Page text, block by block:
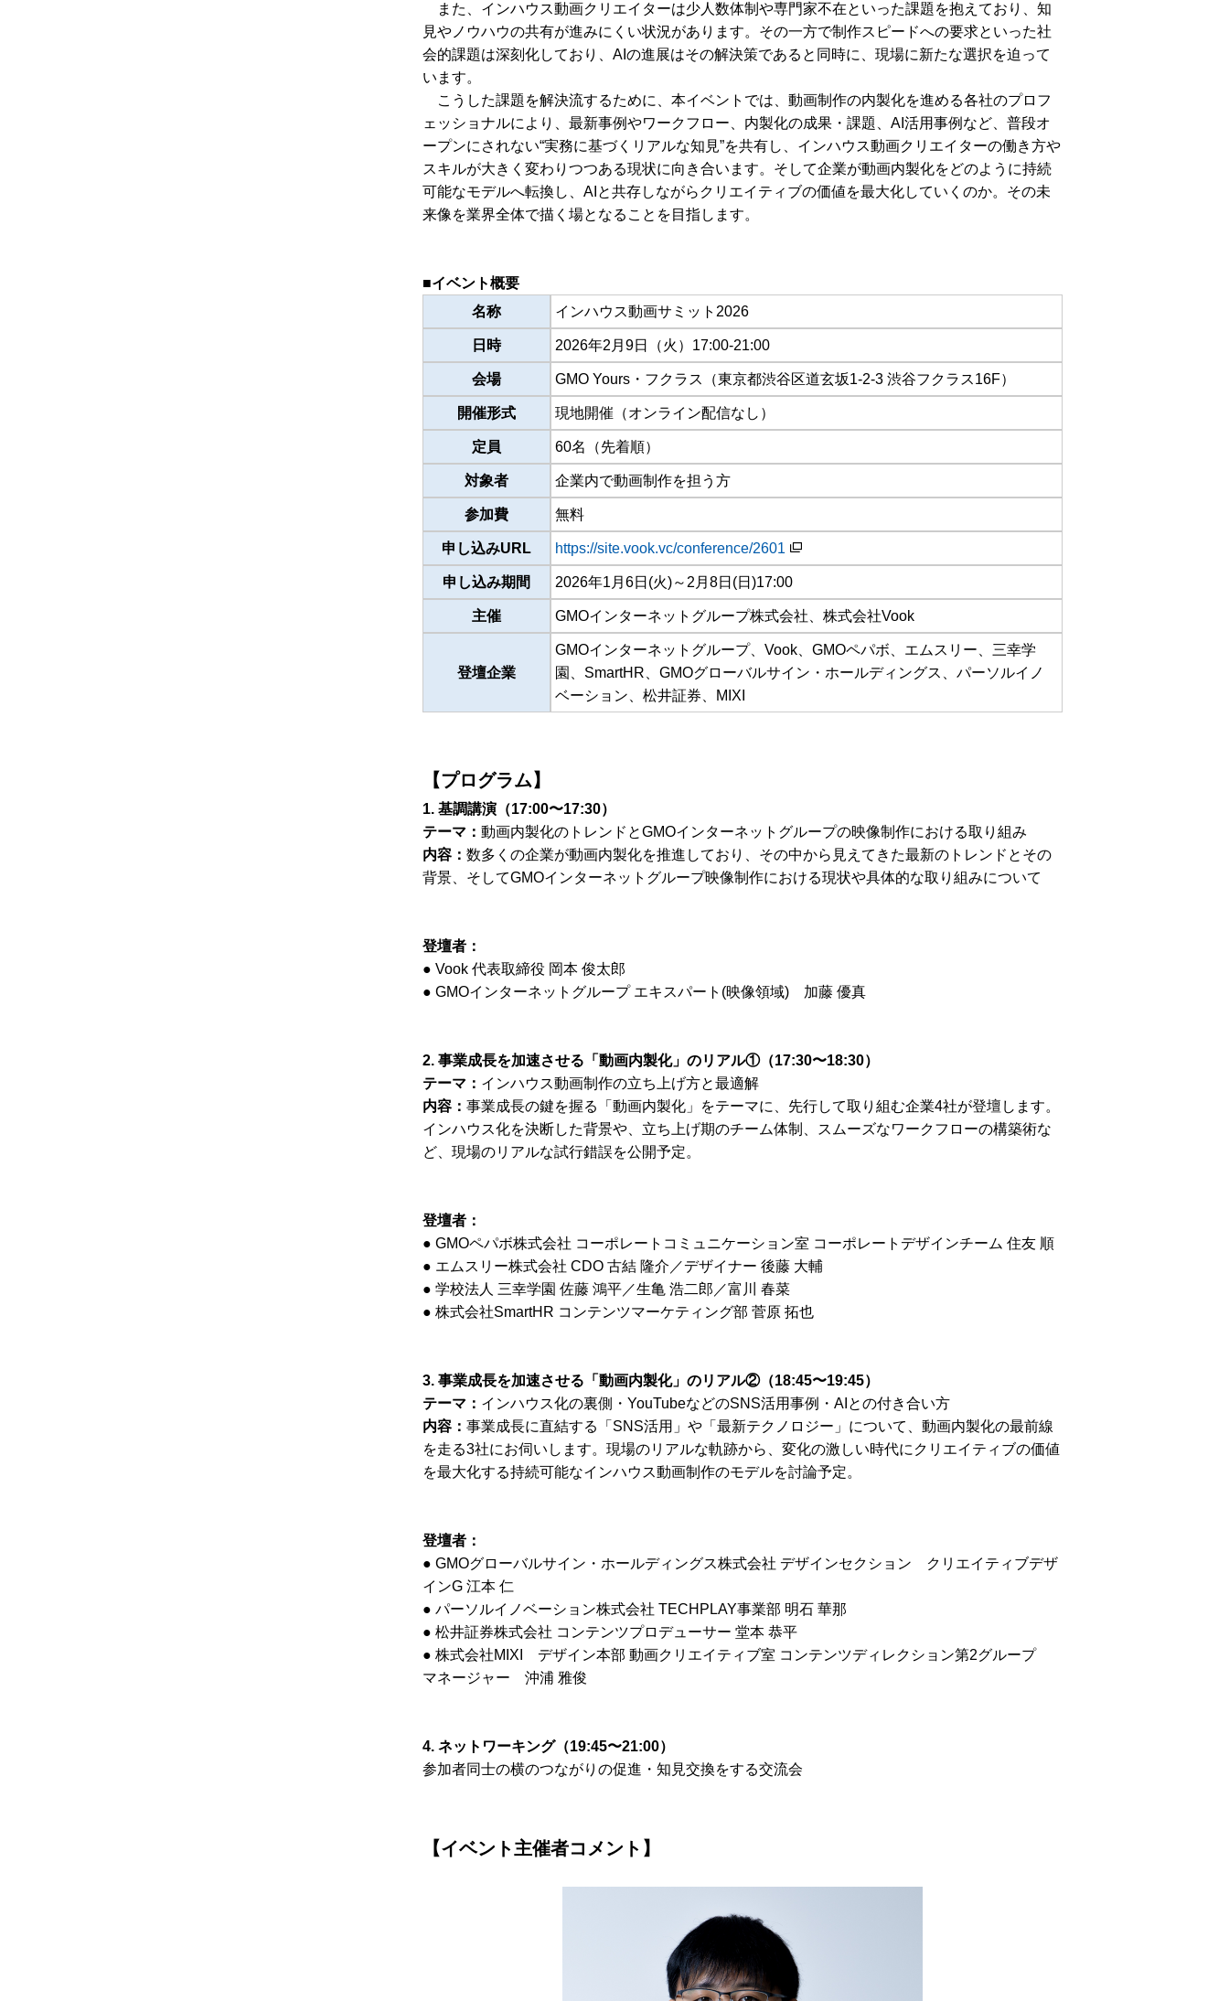
また、インハウス動画クリエイターは少人数体制や専門家不在といった課題を抱えており、知
見やノウハウの共有が進みにくい状況があります。その一方で制作スピードへの要求といった社
会的課題は深刻化しており、AIの進展はその解決策であると同時に、現場に新たな選択を迫って
います。
こうした課題を解決流するために、本イベントでは、動画制作の内製化を進める各社のプロフ
ェッショナルにより、最新事例やワークフロー、内製化の成果・課題、AI活用事例など、普段オ
ープンにされない“実務に基づくリアルな知見”を共有し、インハウス動画クリエイターの働き方や
スキルが大きく変わりつつある現状に向き合います。そして企業が動画内製化をどのように持続
可能なモデルへ転換し、AIと共存しながらクリエイティブの価値を最大化していくのか。その未
来像を業界全体で描く場となることを目指します。
■イベント概要
名称
インハウス動画サミット2026
日時 2026年2月9日（火）17:00-21:00
会場 GMO Yours・フクラス（東京都渋谷区道玄坂1-2-3 渋谷フクラス16F）
開催形式 現地開催（オンライン配信なし）
定員 60名（先着順）
対象者 企業内で動画制作を担う方
参加費 無料
申し込みURL https://site.vook.vc/conference/2601
申し込み期間 2026年1月6日(火)～2月8日(日)17:00
主催 GMOインターネットグループ株式会社、株式会社Vook
登壇企業
GMOインターネットグループ、Vook、GMOペパボ、エムスリー、三幸学
園、SmartHR、GMOグローバルサイン・ホールディングス、パーソルイノ
ベーション、松井証券、MIXI
【プログラム】
1. 基調講演（17:00〜17:30）
テーマ： 動画内製化のトレンドとGMOインターネットグループの映像制作における取り組み
内容： 数多くの企業が動画内製化を推進しており、その中から見えてきた最新のトレンドとその
背景、そしてGMOインターネットグループ映像制作における現状や具体的な取り組みについて
登壇者：
● Vook 代表取締役 岡本 俊太郎
● GMOインターネットグループ エキスパート(映像領域) 加藤 優真
2. 事業成長を加速させる「動画内製化」のリアル①（17:30〜18:30）
テーマ： インハウス動画制作の立ち上げ方と最適解
内容： 事業成長の鍵を握る「動画内製化」をテーマに、先行して取り組む企業4社が登壇します。
インハウス化を決断した背景や、立ち上げ期のチーム体制、スムーズなワークフローの構築術な
ど、現場のリアルな試行錯誤を公開予定。
登壇者：
● GMOペパボ株式会社 コーポレートコミュニケーション室 コーポレートデザインチーム 住友 順
● エムスリー株式会社 CDO 古結 隆介／デザイナー 後藤 大輔
● 学校法人 三幸学園 佐藤 鴻平／生亀 浩二郎／富川 春菜
● 株式会社SmartHR コンテンツマーケティング部 菅原 拓也
3. 事業成長を加速させる「動画内製化」のリアル②（18:45〜19:45）
テーマ： インハウス化の裏側・YouTubeなどのSNS活用事例・AIとの付き合い方
内容： 事業成長に直結する「SNS活用」や「最新テクノロジー」について、動画内製化の最前線
を走る3社にお伺いします。現場のリアルな軌跡から、変化の激しい時代にクリエイティブの価値
を最大化する持続可能なインハウス動画制作のモデルを討論予定。
登壇者：
● GMOグローバルサイン・ホールディングス株式会社 デザインセクション クリエイティブデザ
インG 江本 仁
● パーソルイノベーション株式会社 TECHPLAY事業部 明石 華那
● 松井証券株式会社 コンテンツプロデューサー 堂本 恭平
● 株式会社MIXI デザイン本部 動画クリエイティブ室 コンテンツディレクション第2グループ
マネージャー 沖浦 雅俊
4. ネットワーキング（19:45〜21:00）
参加者同士の横のつながりの促進・知見交換をする交流会
【イベント主催者コメント】